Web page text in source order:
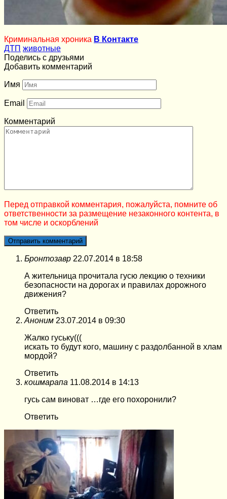
Криминальная хроника В Контакте
ДТП животные
Поделись с друзьями
Добавить комментарий
Имя
Email
Комментарий
Перед отправкой комментария, пожалуйста, помните об
ответственности за размещение незаконного контента, в
том числе и оскорблений
Бронтозавр 22.07.2014 в 18:58
А жительница прочитала гусю лекцию о техники
безопасности на дорогах и правилах дорожного
движения?
Ответить
Аноним 23.07.2014 в 09:30
Жалко гуську(((
искать то будут кого, машину с раздолбанной в хлам
мордой?
Ответить
кошмарапа 11.08.2014 в 14:13
гусь сам виноват …где его похоронили?
Ответить